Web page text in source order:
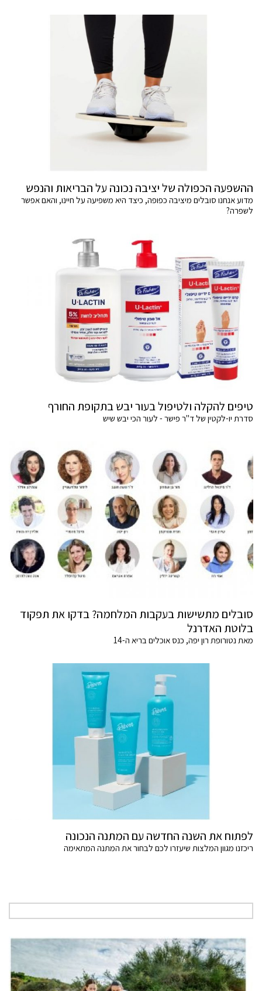
ההשפעה הכפולה של יציבה נכונה על הבריאות והנפש
מדוע אנחנו סובלים מיציבה כפופה, כיצד היא משפיעה על חיינו, והאם אפשר
לשפרה?
טיפים להקלה ולטיפול בעור יבש בתקופת החורף
סדרת יו-לקטין של ד"ר פישר - לעור הכי יבש שיש
סובלים מתשישות בעקבות המלחמה? בדקו את תפקוד
בלוטת האדרנל
מאת נטורופת רון יפה, כנס אוכלים בריא ה-14
לפתוח את השנה החדשה עם המתנה הנכונה
ריכזנו מגוון המלצות שיעזרו לכם לבחור את המתנה המתאימה